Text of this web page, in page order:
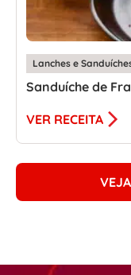
Lanches e
Sanduíche de
VER RECEITA